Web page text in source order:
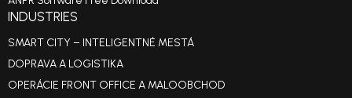
INDUSTRIES
SMART CITY – INTELIGENTNÉ MESTÁ
DOPRAVA A LOGISTIKA
OPERÁCIE FRONT OFFICE A MALOOBCHOD